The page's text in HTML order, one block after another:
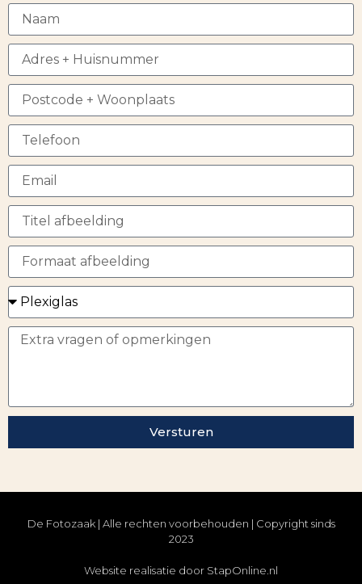
Versturen
De Fotozaak | Alle rechten voorbehouden | Copyright sinds
2023
Website realisatie door StapOnline.nl